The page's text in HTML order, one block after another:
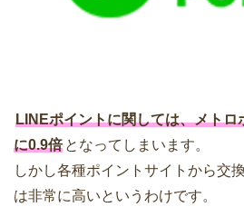
LINEポイントに関しては、メトロ
に0.9倍 となってしまいます。
しかし各種ポイントサイトから交
は非常に高いというわけです。